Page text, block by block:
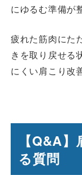
にゆるむ準備が
疲れた筋肉にた
きを取り戻せる
にくい肩こり改
【Q&A
る質問